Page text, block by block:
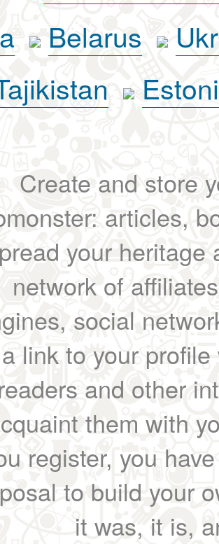
Belarus
Create and store
articles,
your heritage
network of
social
a link to your
and other
them with
register, you
to build your
it was, it is,